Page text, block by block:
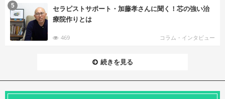
セラピストサポート・加藤孝さんに聞く！芯の強い治
療院作りとは
469 コラム・インタビュー
5
続きを見る